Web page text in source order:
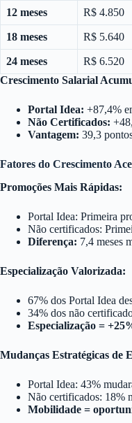
12 meses R$ 4.850
18 meses R$ 5.640
24 meses R$ 6.520
Crescimento Salarial
Portal Idea: +87,4%
Não Certificados:
Vantagem: 39,3
Fatores do Crescimento
Promoções Mais Rápidas:
Portal Idea: Primeira
Não certificados:
Diferença: 7,4 meses
Especialização Valorizada:
67% dos Portal Idea
34% dos não
Especialização =
Mudanças Estratégicas de
Portal Idea: 43%
Não certificados: 18%
Mobilidade =